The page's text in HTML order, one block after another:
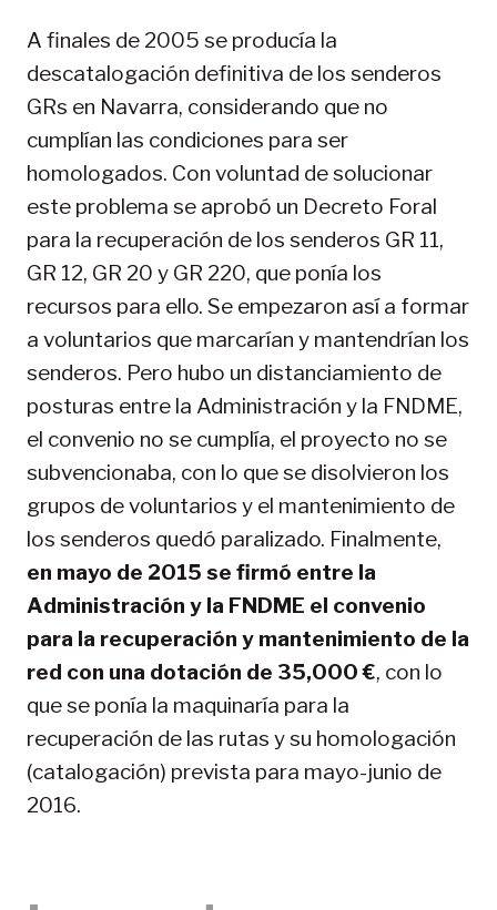
A finales de 2005 se producía la
descatalogación definitiva de los senderos
GRs en Navarra, considerando que no
cumplían las condiciones para ser
homologados. Con voluntad de solucionar
este problema se aprobó un Decreto Foral
para la recuperación de los senderos GR 11,
GR 12, GR 20 y GR 220, que ponía los
recursos para ello. Se empezaron así a formar
a voluntarios que marcarían y mantendrían los
senderos. Pero hubo un distanciamiento de
posturas entre la Administración y la FNDME,
el convenio no se cumplía, el proyecto no se
subvencionaba, con lo que se disolvieron los
grupos de voluntarios y el mantenimiento de
los senderos quedó paralizado. Finalmente,
en mayo de 2015 se firmó entre la
Administración y la FNDME el convenio
para la recuperación y mantenimiento de la
red con una dotación de 35,000 €, con lo
que se ponía la maquinaría para la
recuperación de las rutas y su homologación
(catalogación) prevista para mayo-junio de
2016.